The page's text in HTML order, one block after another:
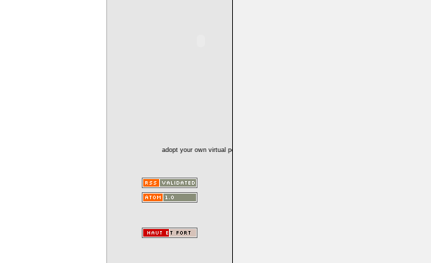
adopt your own virtual pet!